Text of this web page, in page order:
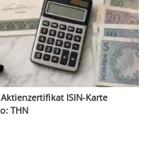
ISIN-Karte
THN